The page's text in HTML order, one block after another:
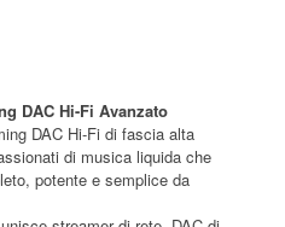
DAC Hi-Fi Avanzato
DAC Hi-Fi di fascia alta
di musica liquida che
potente e semplice da